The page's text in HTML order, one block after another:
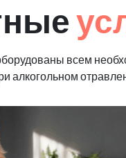
всем
алкогольном